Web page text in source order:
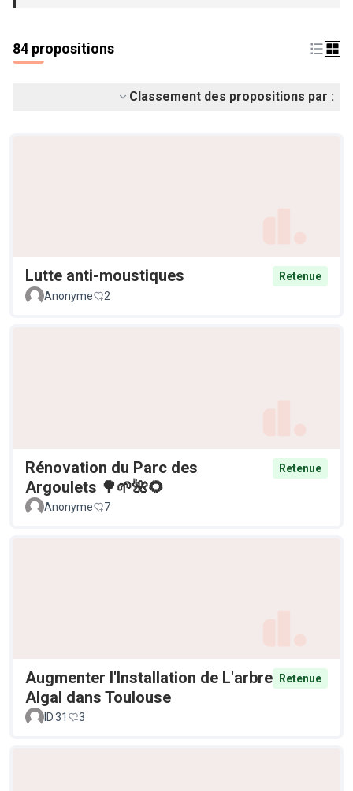
84 propositions
Classement des propositions par :
Lutte anti-moustiques
Retenue
Anonyme
2
Rénovation du Parc des
Argoulets 🌳🌱🌺🌻
Retenue
Anonyme 7
Augmenter l'Installation de L'arbre
Algal dans Toulouse
Retenue
ID.31 3